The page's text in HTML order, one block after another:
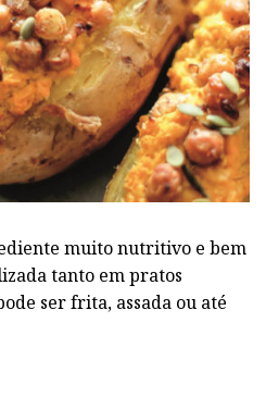
muito nutritivo e bem
tanto em pratos
ser frita, assada ou até